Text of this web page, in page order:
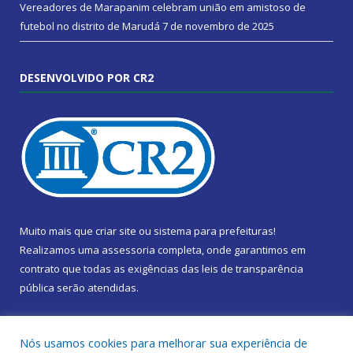
Vereadores de Marapanim celebram união em amistoso de
futebol no distrito de Marudá 7 de novembro de 2025
DESENVOLVIDO POR CR2
Muito mais que criar site ou sistema para prefeituras!
Realizamos uma assessoria completa, onde garantimos em
contrato que todas as exigências das leis de transparência
pública serão atendidas.
Nós usamos cookies para melhorar sua experiência de